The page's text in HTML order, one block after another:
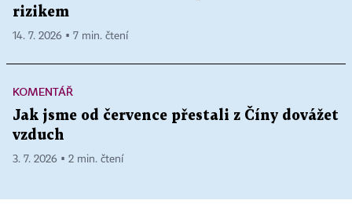
rizikem
14. 7. 2026 ▪ 7 min. čtení
KOMENTÁŘ
Jak jsme od července přestali z Číny dovážet
vzduch
3. 7. 2026 ▪ 2 min. čtení